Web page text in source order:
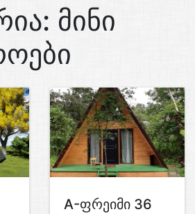
მინი
A-ფრეიმი 36